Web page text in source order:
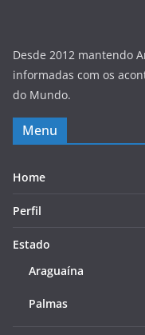
Desde 2012 mantendo
informadas com os
do Mundo.
Menu
Home
Perfil
Estado
Araguaína
Palmas